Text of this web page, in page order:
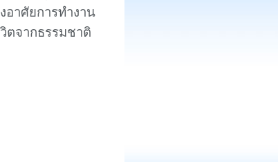
อาศัยการทำงาน
ตจากธรรมชาติ